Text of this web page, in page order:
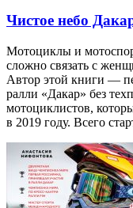
Чистое небо
Мотоциклы и
сложно связать с
Автор этой книги —
ралли «Дакар» без
мотоциклистов,
в 2019 году. Всего